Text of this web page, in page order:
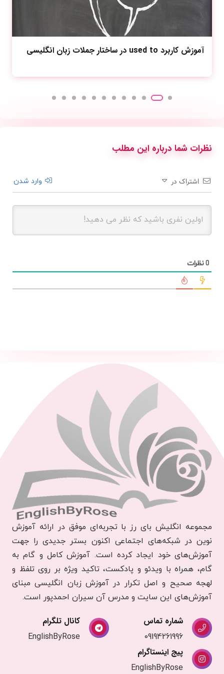
معرفی آزمون GRE و قسمت‌های مهم این آزمون
نظرات شما درباره این مطلب
اشتراک در وارد شدن
0نظرات
مجموعه انگلیش بای رز با تجربه‌ای موفق در ارائه آموزش
نوین در شبکه‌های اجتماعی اکنون بستر جدیدی را جهت
آموزش‌های خود ایجاد کرده است. آموزش کامل و گام به
گام، همراه با ویدئو و پادکست‌، تاکید ویژه بر روی تلفظ و
لهجه صحیح و اصل تکرار در آموزش زبان انگلیسی مبنای
آموزش‌های این سایت و مدرس آن سیران احمدپور است.
شماره تماس
09194261996
کانال تلگرام
EnglishByRose
پیج اینستاگرام
EnglishByRose